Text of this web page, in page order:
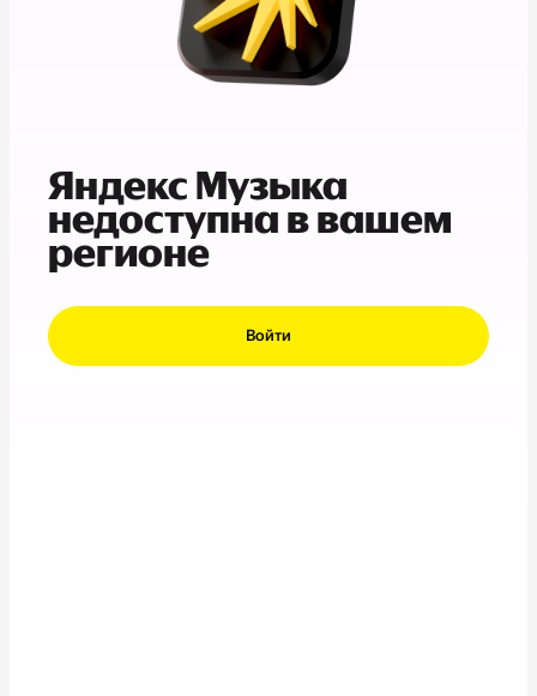
Яндекс Музыка
недоступна в вашем
регионе
Войти